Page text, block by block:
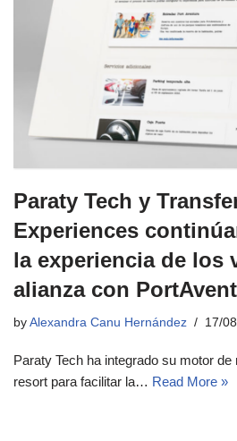
Paraty Tech y
Experiences
la experiencia de los
alianza con
by Alexandra Canu Hernández 17/
Paraty Tech ha integrado su motor
resort para facilitar la… Read More »